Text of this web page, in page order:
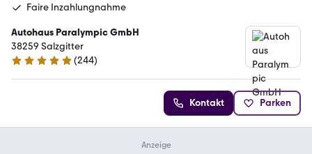
Faire Inzahlungnahme
Autohaus Paralympic GmbH
38259 Salzgitter
5 Sterne
(244)
Kontakt Parken